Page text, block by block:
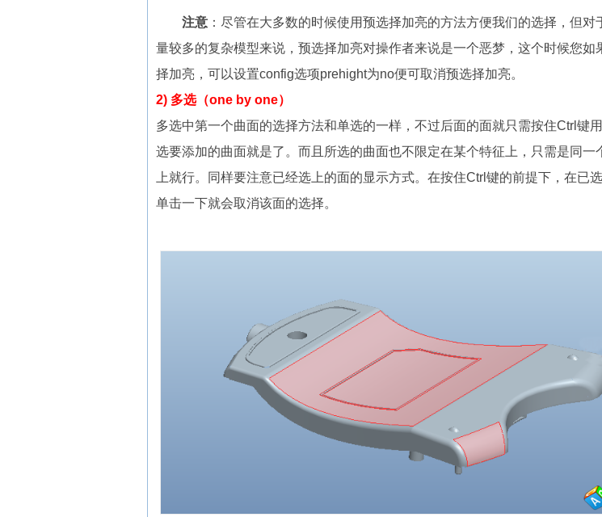
注意 ：尽管在大多数的时候使用预选择加亮的方法方便我们的选择，但对
量较多的复杂模型来说，预选择加亮对操作者来说是一个恶梦，这个时候您如
择加亮，可以设置config选项prehight为no便可取消预选择加亮。
2) 多选（one by one）
多选中第一个曲面的选择方法和单选的一样，不过后面的面就只需按住Ctrl键
选要添加的曲面就是了。而且所选的曲面也不限定在某个特征上，只需是同一
上就行。同样要注意已经选上的面的显示方式。在按住Ctrl键的前提下，在已
单击一下就会取消该面的选择。